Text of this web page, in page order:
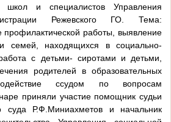
школ и специалистов Управления
Режевского ГО. Тема:
профилактической работы, выявление
и семей, находящихся в социально-
с детьми- сиротами и детьми,
родителей в образовательных
ссудом по вопросам
приняли участие помощник судьи
суда Р.Ф.Миниахметов и начальник